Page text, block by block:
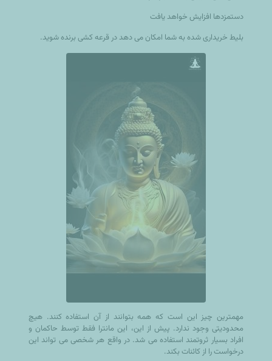
دستمزدها افزایش خواهد یافت
بلیط خریداری شده به شما امکان می دهد در قرعه کشی برنده شوید.
مهمترین چیز این است که همه بتوانند از آن استفاده کنند. هیچ
محدودیتی وجود ندارد. پیش از این، این مانترا فقط توسط حاکمان و
افراد بسیار ثروتمند استفاده می شد. در واقع هر شخصی می تواند این
درخواست را از کائنات بکند.